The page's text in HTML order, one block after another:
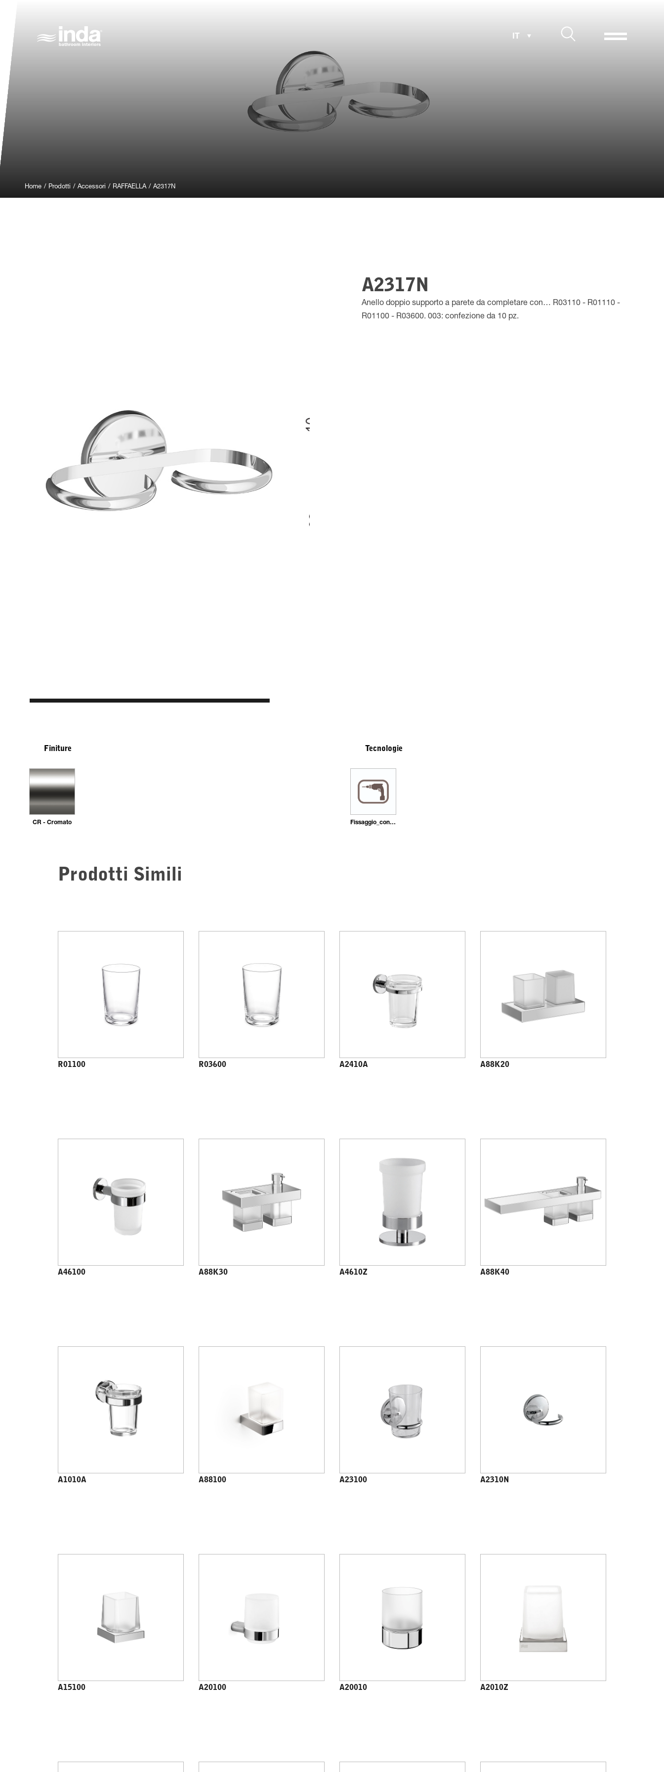
Home / Prodotti / Accessori / RAFFAELLA / A2317N
A2317N
Anello doppio supporto a parete da completare con… R03110 - R01110 -
R01100 - R03600. 003: confezione da 10 pz.
Finiture
CR - Cromato
Tecnologie
Fissaggio_con_tasselli
Prodotti Simili
R01100 R03600 A2410A A88K20
A46100 A88K30 A4610Z A88K40
A1010A A88100 A23100 A2310N
A15100 A20100 A20010 A2010Z